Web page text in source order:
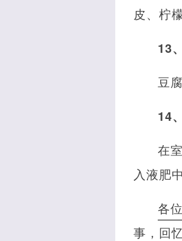
皮、柠
13
豆
14
在
入液肥
各
事，回